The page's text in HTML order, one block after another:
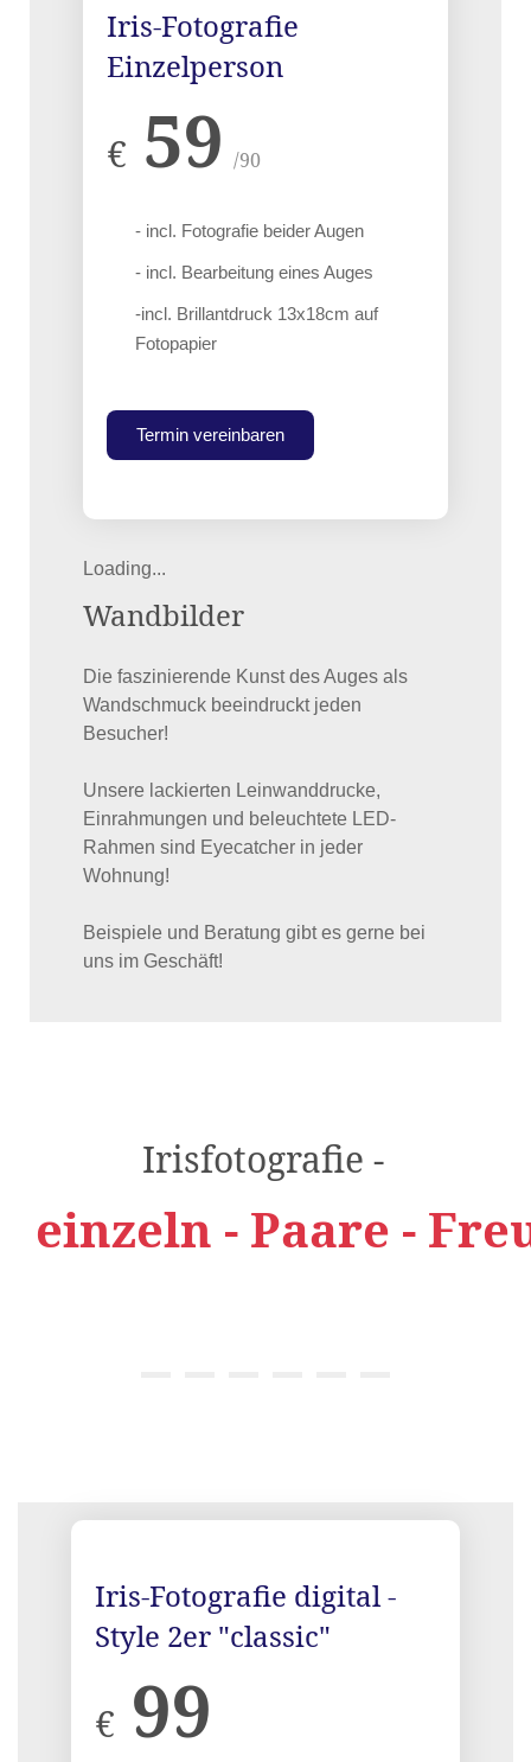
Loading...
Wandbilder
Die faszinierende Kunst des Auges als
Wandschmuck beeindruckt jeden
Besucher!
Unsere lackierten Leinwanddrucke,
Einrahmungen und beleuchtete LED-
Rahmen sind Eyecatcher in jeder
Wohnung!
Beispiele und Beratung gibt es gerne bei
uns im Geschäft!
Iris-Fotografie
Einzelperson
€ 59 /90
- incl. Fotografie beider Augen
- incl. Bearbeitung eines Auges
-incl. Brillantdruck 13x18cm auf
Fotopapier
Termin vereinbaren
Irisfotografie -
einzeln - Paare -
Iris-Fotografie digital -
Style 2er "classic"
€ 99